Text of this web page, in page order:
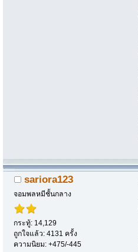
sariora123
จอมพลหมีชั้นกลาง
กระทู้: 14,129
ถูกใจแล้ว: 4131 ครั้ง
ความนิยม: +475/-445